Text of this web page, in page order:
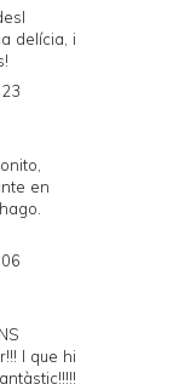
delícia, i
en
I que hi